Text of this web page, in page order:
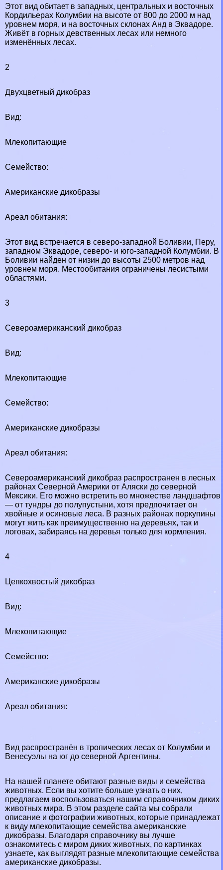
Этот вид обитает в западных, центральных и восточных
Кордильерах Колумбии на высоте от 800 до 2000 м над
уровнем моря, и на восточных склонах Анд в Эквадоре.
Живёт в горных дeвcтвeнных лесах или немного
изменённых лесах.
2
Двухцветный дикобраз
Вид:
Млекопитающие
Семейство:
Американские дикобразы
Ареал обитания:
Этот вид встречается в северо-западной Боливии, Перу,
западном Эквадоре, северо- и юго-западной Колумбии. В
Боливии найден от низин до высоты 2500 метров над
уровнем моря. Местообитания ограничены лесистыми
областями.
3
Североамериканский дикобраз
Вид:
Млекопитающие
Семейство:
Американские дикобразы
Ареал обитания:
Североамериканский дикобраз распространен в лесных
районах Северной Америки от Аляски до северной
Мексики. Его можно встретить во множестве ландшафтов
— от тундры до полупустыни, хотя предпочитает он
хвойные и осиновые леса. В разных районах поркупины
могут жить как преимущественно на деревьях, так и
логовах, забираясь на деревья только для кормления.
4
Цепкохвостый дикобраз
Вид:
Млекопитающие
Семейство:
Американские дикобразы
Ареал обитания:
Вид распространён в тропических лесах от Колумбии и
Венесуэлы на юг до северной Аргентины.
На нашей планете обитают разные виды и семейства
животных. Если вы хотите больше узнать о них,
предлагаем воспользоваться нашим справочником диких
животных мира. В этом разделе сайта мы собрали
описание и фотографии животных, которые принадлежат
к виду млекопитающие семейства американские
дикобразы. Благодаря справочнику вы лучше
ознакомитесь с миром диких животных, по картинках
узнаете, как выглядят разные млекопитающие семейства
американские дикобразы.